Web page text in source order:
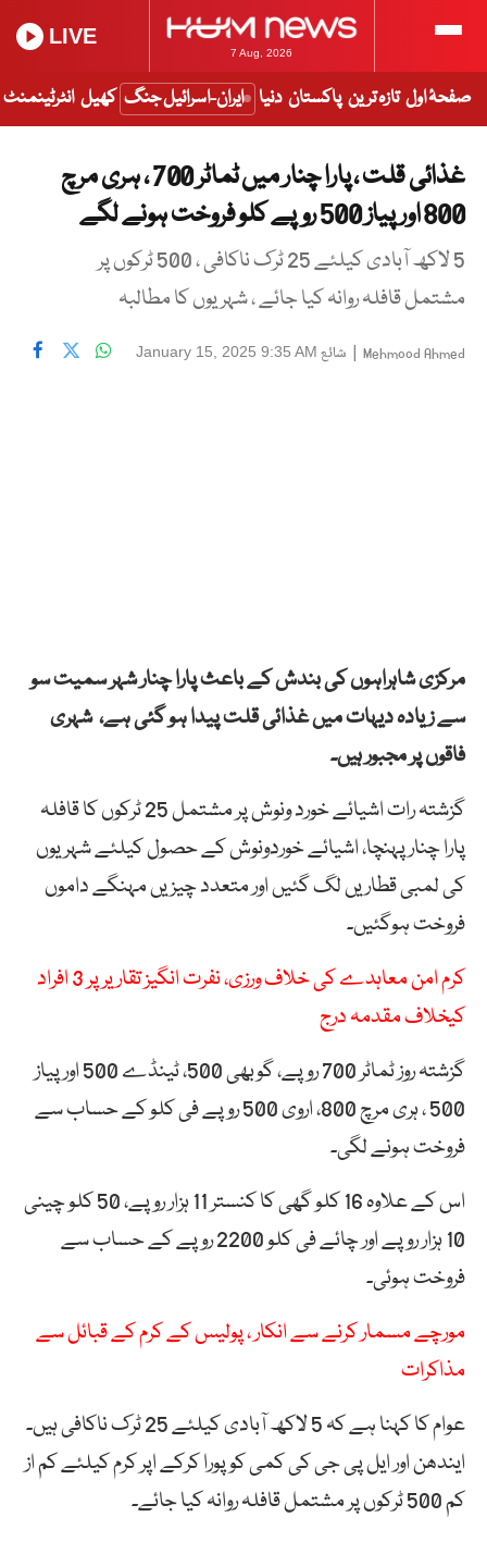
7 Aug, 2026
LIVE
صفحۂ اول تازہ ترین پاکستان دنیا ایران-اسرائیل جنگ کھیل انٹرٹینمنٹ
غذائی قلت ، پارا چنار میں ٹماٹر 700 ، ہری مرچ
800 اور پیاز 500 روپے کلو فروخت ہونے لگے
5 لاکھ آبادی کیلئے 25 ٹرک ناکافی ، 500 ٹرکوں پر
مشتمل قافلہ روانہ کیا جائے ، شہریوں کا مطالبہ
Mehmood Ahmed
| شائع January 15, 2025 9:35 AM
مرکزی شاہراہوں کی بندش کے باعث پارا چنار شہر سمیت سو
سے زیادہ دیہات میں غذائی قلت پیدا ہو گئی ہے، شہری
فاقوں پر مجبور ہیں۔
گزشتہ رات اشیائے خورد ونوش پر مشتمل 25 ٹرکوں کا قافلہ
پارا چنار پہنچا، اشیائے خوردونوش کے حصول کیلئے شہریوں
کی لمبی قطاریں لگ گئیں اور متعدد چیزیں مہنگے داموں
فروخت ہوگئیں۔
کرم امن معاہدے کی خلاف ورزی، نفرت انگیز تقاریر پر 3 افراد
کیخلاف مقدمہ درج
گزشتہ روز ٹماٹر 700 روپے، گوبھی 500، ٹینڈے 500 اور پیاز
500 ، ہری مرچ 800، اروی 500 روپے فی کلو کے حساب سے
فروخت ہونے لگی۔
اس کے علاوہ 16 کلو گھی کا کنستر 11 ہزار روپے، 50 کلو چینی
10 ہزار روپے اور چائے فی کلو 2200 روپے کے حساب سے
فروخت ہوئی۔
مورچے مسمار کرنے سے انکار ، پولیس کے کرم کے قبائل سے
مذاکرات
عوام کا کہنا ہے کہ 5 لاکھ آبادی کیلئے 25 ٹرک ناکافی ہیں۔
ایندھن اور ایل پی جی کی کمی کو پورا کرکے اپر کرم کیلئے کم از
کم 500 ٹرکوں پر مشتمل قافلہ روانہ کیا جائے۔